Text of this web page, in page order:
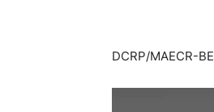
DCRP/MAECR-BE